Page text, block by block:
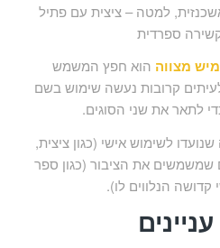
למטה – ציצית עם פתיל
ספרדית
מצווה הוא חפץ המשמש
קרובות נעשה שימוש בשם
לתאר את שני הסוגים.
לשימוש אישי (כגון ציצית,
את הציבור (כגון ספר
הנלווים לו).